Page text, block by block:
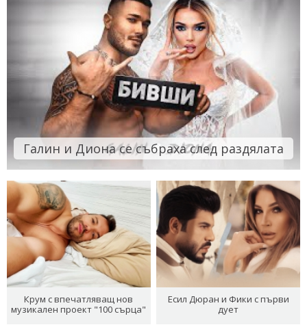
Галин и Диона се събраха след раздялата
Крум с впечатляващ нов
музикален проект "100 сърца"
Есил Дюран и Фики с първи
дует